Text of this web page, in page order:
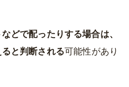
どで配ったりする場合は、
と判断される可能性があり